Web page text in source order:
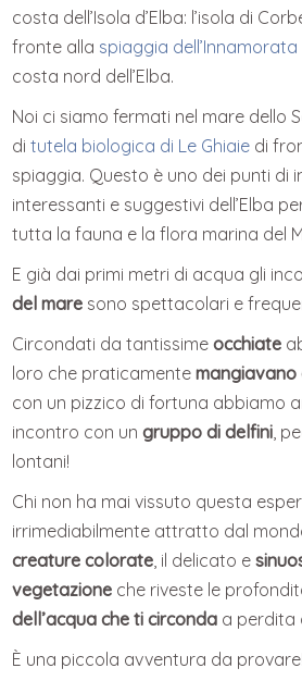
costa dell’Isola d’Elba: l’isola di
fronte alla spiaggia dell’Innamorata
costa nord dell’Elba.
Noi ci siamo fermati nel mare dello
ditutela biologica di Le Ghiaie di
spiaggia. Questo è uno dei punti di
interessanti e suggestivi dell’Elba
tutta la fauna e la flora marina del
E già dai primi metri di acqua gli
del mare sono spettacolari e
Circondati da tantissimeocchiate
loro che praticamentemangiavano
con un pizzico di fortuna abbiamo
incontro con ungruppo di delfini ,
lontani!
Chi non ha mai vissuto questa
irrimediabilmente attratto dal
creature colorate , il delicato e
vegetazione che riveste le
dell’acqua che ti circonda a perdita
È una piccola avventura da provare!